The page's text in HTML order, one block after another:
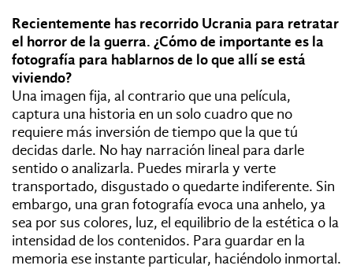
Recientemente has recorrido Ucrania para retratar
el horror de la guerra. ¿Cómo de importante es la
fotografía para hablarnos de lo que allí se está
viviendo?
Una imagen fija, al contrario que una película,
captura una historia en un solo cuadro que no
requiere más inversión de tiempo que la que tú
decidas darle. No hay narración lineal para darle
sentido o analizarla. Puedes mirarla y verte
transportado, disgustado o quedarte indiferente. Sin
embargo, una gran fotografía evoca una anhelo, ya
sea por sus colores, luz, el equilibrio de la estética o la
intensidad de los contenidos. Para guardar en la
memoria ese instante particular, haciéndolo inmortal.